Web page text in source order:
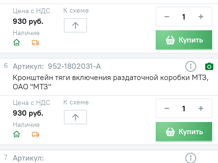
Наличие
Цена с НДС
930 руб.
К схеме − +
Купить
6
952-1802031-А
Кронштейн тяги включения раздаточной коробки МТЗ,
ОАО "МТЗ"
Наличие
Цена с НДС
930 руб.
К схеме − +
Купить
7